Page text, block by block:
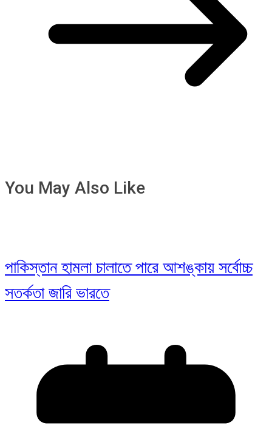
You May Also Like
পাকিস্তান হামলা চালাতে পারে আশঙ্কায় সর্বোচ্চ
সতর্কতা জারি ভারতে